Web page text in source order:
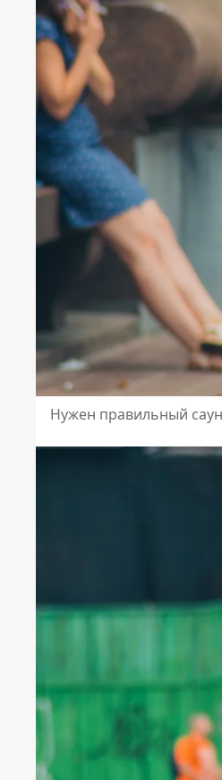
Нужен правильный